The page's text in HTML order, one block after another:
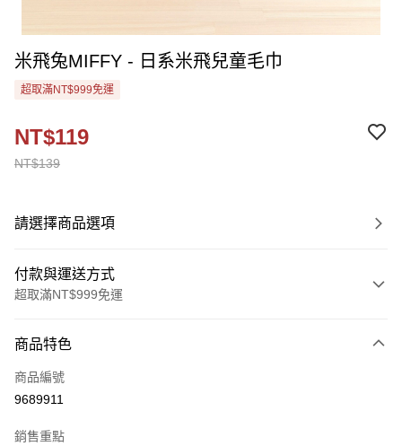
米飛兔MIFFY - 日系米飛兒童毛巾
超取滿NT$999免運
NT$139
NT$119
請選擇商品選項
付款與運送方式
超取滿NT$999免運
信用卡一次付款
超商取貨付款
商品特色
商品編號
9689911
銷售重點